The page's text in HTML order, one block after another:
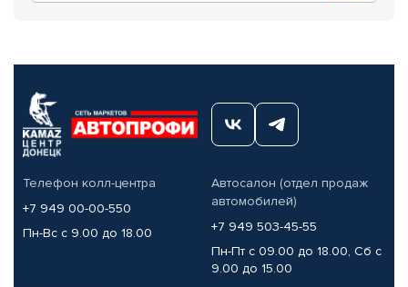
Телефон колл-центра
+7 949 00-00-550
Пн-Вс с 9.00 до 18.00
Автосалон (отдел продаж
автомобилей)
+7 949 503-45-55
Пн-Пт с 09.00 до 18.00, Сб с
9.00 до 15.00